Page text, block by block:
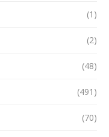
(1)
(2)
(48)
(491)
(70)